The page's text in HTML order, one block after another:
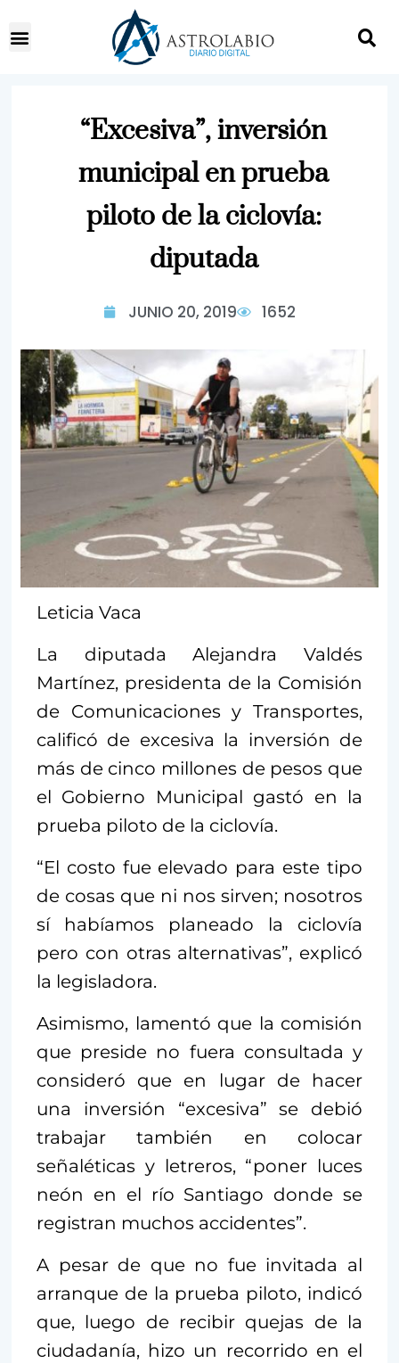
“Excesiva”, inversión
municipal en prueba
piloto de la ciclovía:
diputada
JUNIO 20, 2019 1652
Leticia Vaca
La diputada Alejandra Valdés
Martínez, presidenta de la Comisión
de Comunicaciones y Transportes,
calificó de excesiva la inversión de
más de cinco millones de pesos que
el Gobierno Municipal gastó en la
prueba piloto de la ciclovía.
“El costo fue elevado para este tipo
de cosas que ni nos sirven; nosotros
sí habíamos planeado la ciclovía
pero con otras alternativas”, explicó
la legisladora.
Asimismo, lamentó que la comisión
que preside no fuera consultada y
consideró que en lugar de hacer
una inversión “excesiva” se debió
trabajar también en colocar
señaléticas y letreros, “poner luces
neón en el río Santiago donde se
registran muchos accidentes”.
A pesar de que no fue invitada al
arranque de la prueba piloto, indicó
que, luego de recibir quejas de la
ciudadanía, hizo un recorrido en el